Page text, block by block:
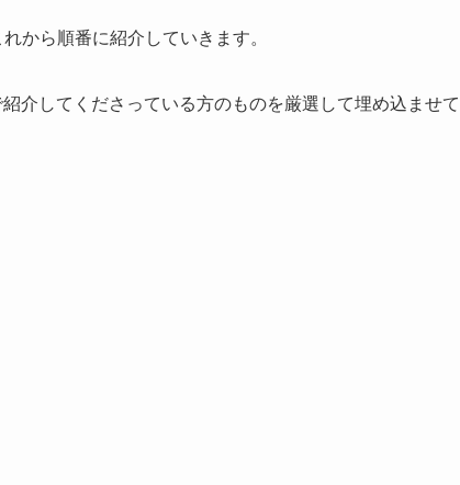
から順番に紹介していきます。
介してくださっている方のものを厳選して埋め込ませて